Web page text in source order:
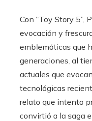
Con “Toy Story 5”,
evocación y
emblemáticas que
generaciones, al
actuales que
tecnológicas
relato que intenta
convirtió a la saga